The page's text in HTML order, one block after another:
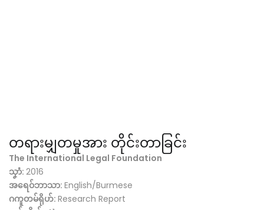
တရားမျှတမှုအား တိုင်းတာခြင်း
The International Legal Foundation
သၞာံ: 2016
အရေဝ်ဘာသာ: English/Burmese
ဂကူတမ်ရိုဟ်: Research Report